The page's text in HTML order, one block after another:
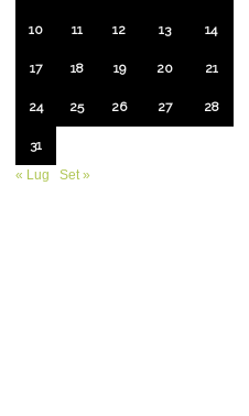
10 11 12 13 14
17 18 19 20 21
24 25 26 27 28
31
« Lug
Set »